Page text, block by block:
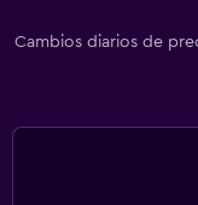
Cambios diarios de